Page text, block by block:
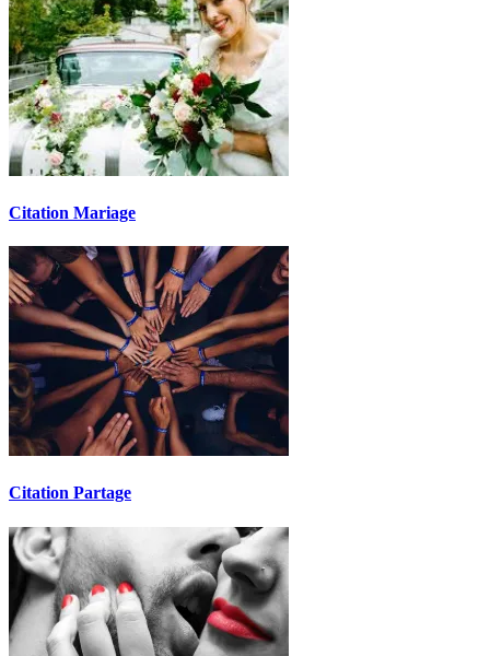
Citation Mariage
Citation Partage